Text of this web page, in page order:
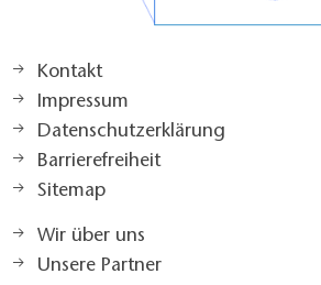
Kontakt
Impressum
Datenschutzerklärung
Barrierefreiheit
Sitemap
Wir über uns
Unsere Partner